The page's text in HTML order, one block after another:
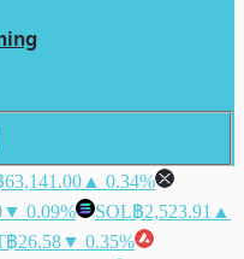
63,141.00 ▲ 0.34%
▼ 0.09% SOL฿2,523.91 ▲
฿26.58▼ 0.35%